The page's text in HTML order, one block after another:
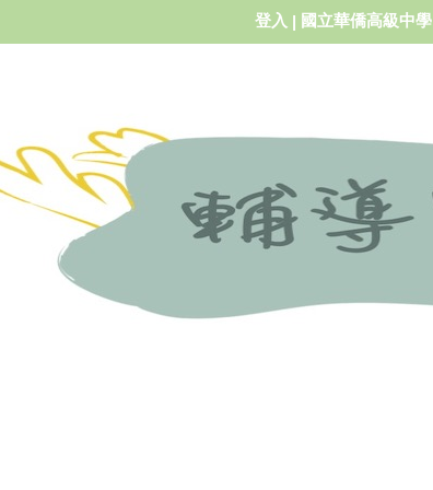
登入 | 國立華僑高級中學